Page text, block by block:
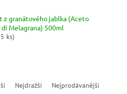
z granátového jablka (Aceto
Melagrana) 500ml
ks)
Nejdražší Nejprodávanější